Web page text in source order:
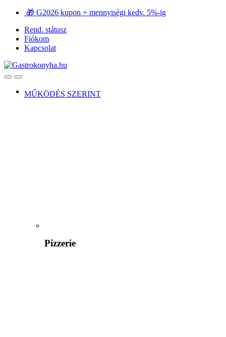
Ugrás
navigációhoz
Ugrás
tartalomra
🎁 G2026 kupon + mennyiségi kedv. 5%-ig
Rend. státusz
Fiókom
Kapcsolat
OpenClose
MŰKÖDÉS SZERINT
Pizzerie